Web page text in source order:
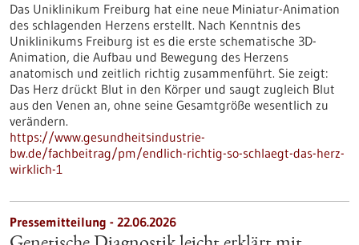
Das Uniklinikum Freiburg hat eine neue Miniatur-Animation
des schlagenden Herzens erstellt. Nach Kenntnis des
Uniklinikums Freiburg ist es die erste schematische 3D-
Animation, die Aufbau und Bewegung des Herzens
anatomisch und zeitlich richtig zusammenführt. Sie zeigt:
Das Herz drückt Blut in den Körper und saugt zugleich Blut
aus den Venen an, ohne seine Gesamtgröße wesentlich zu
verändern.
https://www.gesundheitsindustrie-
bw.de/fachbeitrag/pm/endlich-richtig-so-schlaegt-das-herz-
wirklich-1
Pressemitteilung - 22.06.2026